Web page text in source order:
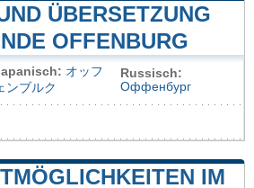
ÜBERSETZUNG
OFFENBURG
オッフ
ンブルク
Russisch:
Оффенбург
IM